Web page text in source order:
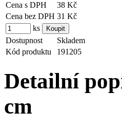
Cena s DPH
38 Kč
Cena bez DPH 31 Kč
ks
Dostupnost
Skladem
Kód produktu
191205
Detailní
cm